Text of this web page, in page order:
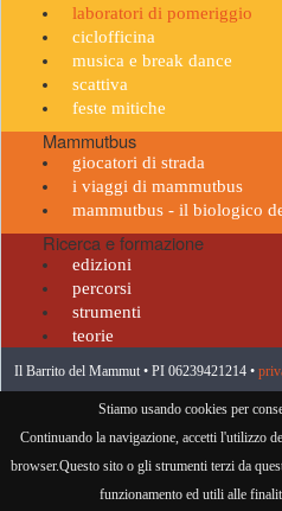
Stiamo usando cookies per
Continuando la navigazione, accetti l'utilizzo
browser.Questo sito o gli strumenti terzi da
funzionamento ed utili alle
laboratori di pomeriggio
ciclofficina
musica e break dance
scattiva
feste mitiche
Mammutbus
giocatori di strada
i viaggi di mammutbus
mammutbus - il biologico
Ricerca e formazione
edizioni
percorsi
strumenti
teorie
Il Barrito del Mammut • PI 06239421214 •
visitatore n°